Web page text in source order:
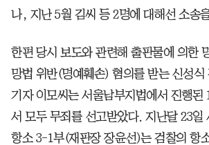
나, 지난 5월 김씨 등 2명에 대해선 소송
한편 당시 보도와 관련해 출판물에 의한
망법 위반(명예훼손) 혐의를 받는 신성식
기자 이모씨는 서울남부지법에서 진행된
서 모두 무죄를 선고받았다. 지난달 23일
항소 3-1부(재판장 장윤선)는 검찰의 항